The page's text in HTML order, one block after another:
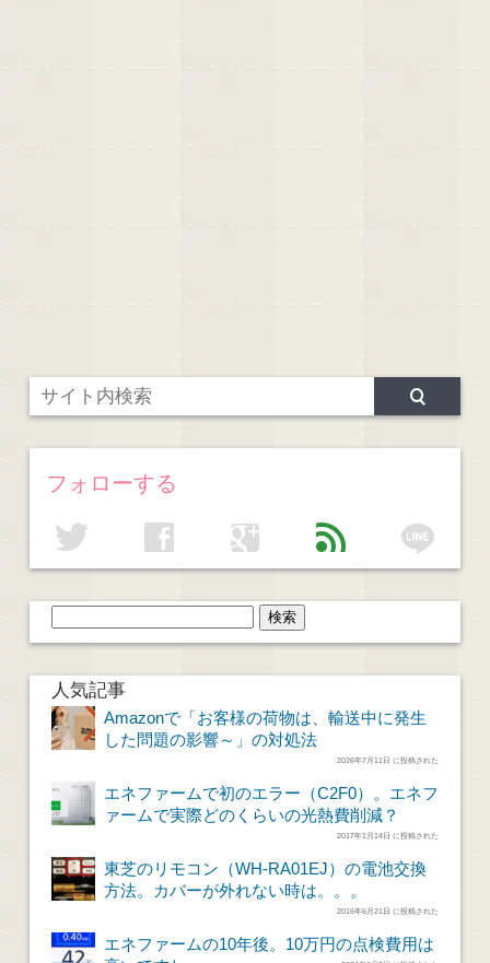
フォローする
twitter facebook google feed line
人気記事
Amazonで「お客様の荷物は、輸送中に発生
した問題の影響～」の対処法
2026年7月11日 に投稿された
エネファームで初のエラー（C2F0）。エネフ
ァームで実際どのくらいの光熱費削減？
2017年1月14日 に投稿された
東芝のリモコン（WH-RA01EJ）の電池交換
方法。カバーが外れない時は。。。
2016年6月21日 に投稿された
エネファームの10年後。10万円の点検費用は